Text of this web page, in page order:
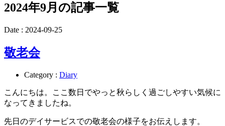
2024年9月の記事一覧
Date : 2024-09-25
敬老会
Category : Diary
こんにちは。ここ数日でやっと秋らしく過ごしやすい気候に
なってきましたね。
先日のデイサービスでの敬老会の様子をお伝えします。